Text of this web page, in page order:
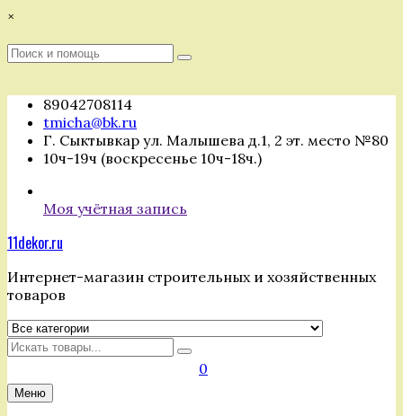
Перейти
содержимому
×
Поиск
Поиск
89042708114
tmicha@bk.ru
Г. Сыктывкар ул. Малышева д.1, 2 эт. место №80
10ч-19ч (воскресенье 10ч-18ч.)
Моя учётная запись
11dekor.ru
Интернет-магазин строительных и хозяйственных
товаров
Искать
0
Меню